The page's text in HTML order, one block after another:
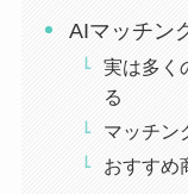
AIマッチン
実は多く
る
マッチン
おすすめ